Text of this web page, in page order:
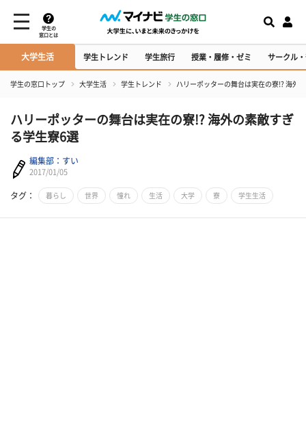
学生の
窓口とは
大学生活 学生トレンド 学生旅行 授業・履修・ゼミ サークル
学生の窓口トップ 大学生活 学生トレンド ハリーポッターの舞台は実在の寮!? 海外
ハリーポッターの舞台は実在の寮!? 海外の素敵すぎ
る学生寮6選
編集部：すい
2017/01/05
タグ： 暮らし 世界 憧れ 生活 大学 寮 学生生活